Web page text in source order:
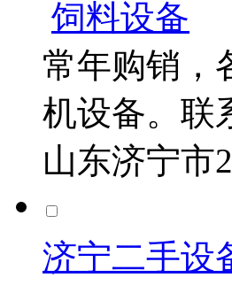
饲料设备
常年购销，
机设备。联
山东济宁市
济宁二手设